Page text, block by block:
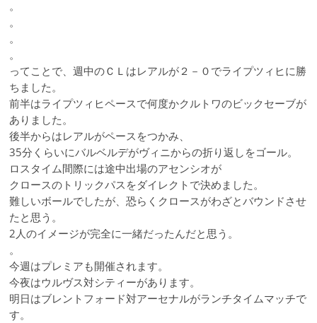
。
。
。
。
ってことで、週中のＣＬはレアルが２－０でライプツィヒに勝
ちました。
前半はライプツィヒペースで何度かクルトワのビックセーブが
ありました。
後半からはレアルがペースをつかみ、
35分くらいにバルベルデがヴィニからの折り返しをゴール。
ロスタイム間際には途中出場のアセンシオが
クロースのトリックパスをダイレクトで決めました。
難しいボールでしたが、恐らくクロースがわざとバウンドさせ
たと思う。
2人のイメージが完全に一緒だったんだと思う。
。
今週はプレミアも開催されます。
今夜はウルヴス対シティーがあります。
明日はブレントフォード対アーセナルがランチタイムマッチで
す。